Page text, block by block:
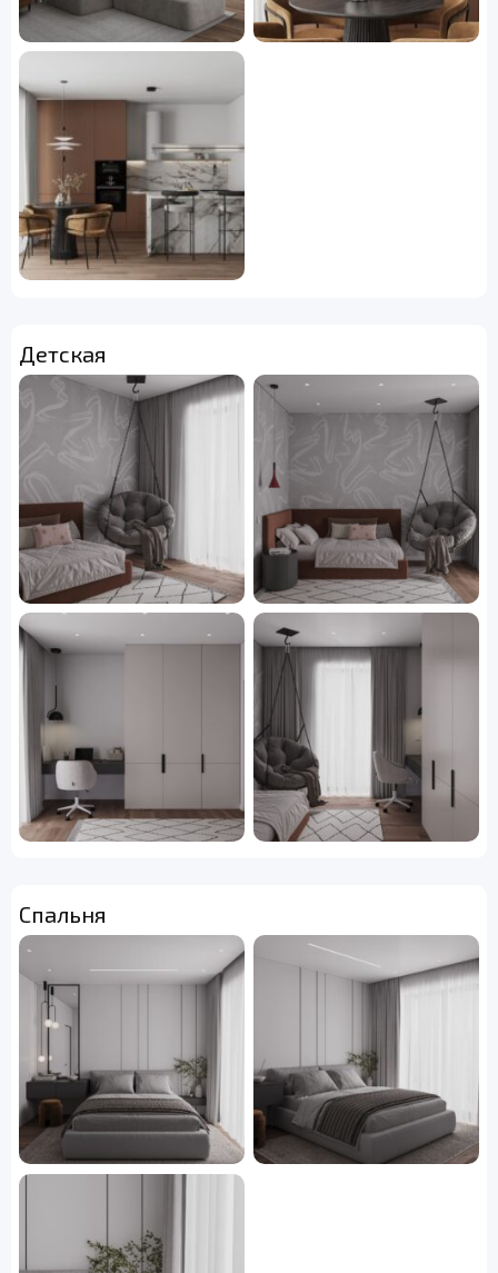
Детская
Спальня